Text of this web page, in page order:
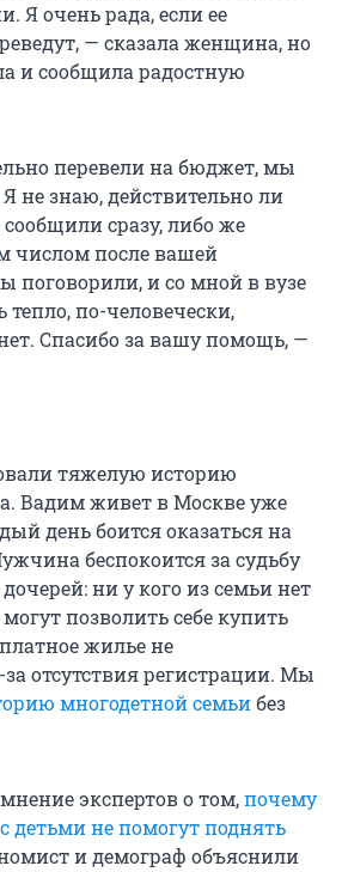
Я очень рада, если ее
— сказала женщина, но
и сообщила радостную
перевели на бюджет, мы
не знаю, действительно ли
сразу, либо же
числом после вашей
поговорили, и со мной в вузе
по-человечески,
Спасибо за вашу помощь, —
тяжелую историю
Вадим живет в Москве уже
день боится оказаться на
беспокоится за судьбу
ни у кого из семьи нет
позволить себе купить
жилье не
отсутствия регистрации. Мы
многодетной семьибез
экспертов о том,почему
не помогут поднять
и демограф объяснили